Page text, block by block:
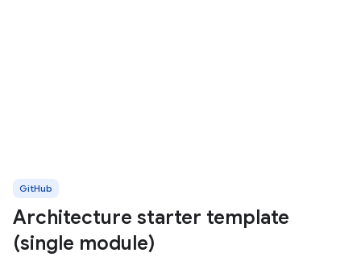
GitHub
Architecture starter template
(single module)